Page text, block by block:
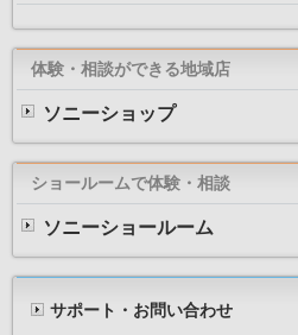
体験・相談ができる地域店
ソニーショップ
ショールームで体験・相談
ソニーショールーム
サポート・お問い合わせ